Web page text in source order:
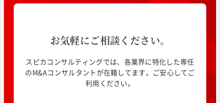
お気軽にご相談ください。
スピカコンサルティングでは、各業界に特化した専任
のM&Aコンサルタントが在籍してます。ご安心してご
利用ください。